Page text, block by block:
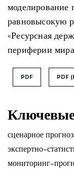
сценарное
экспертно-
мониторинг-
моделирование
равновысокую
«Ресурсная
периферии
PDF PDF